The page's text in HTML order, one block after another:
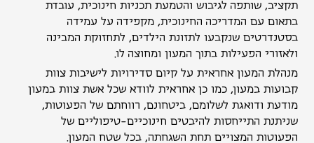
תקציב, שותפה לגיבוש והטמעת תכניות חינוכית, עובדת
בתאום עם המדריכה החינוכית, מקפידה על עמידה
בסטנדרטים שנקבעו לתזונת הילדים, לתחזוקת המבינה
ולאזורי הפעילות בתוך המעון ומחוצה לו.
מנהלת המעון אחראית על קיום סדירויות לישיבות צוות
קבועות במעון, כמו כן אחראית לוודא שכל אשת צוות במעון
מודעת ודואגת לשלומם, ביטחונם, רווחתם של הפעוטות,
שניתנת התייחסות להיבטים חינוכיים-טיפוליים של
הפעוטות המצויים תחת השגחתה, בכל שטח המעון.